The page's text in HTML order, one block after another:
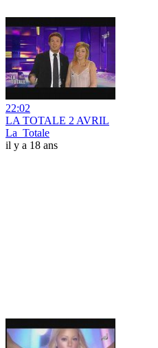
22:02
LA TOTALE 2 AVRIL
La_Totale
il y a 18 ans